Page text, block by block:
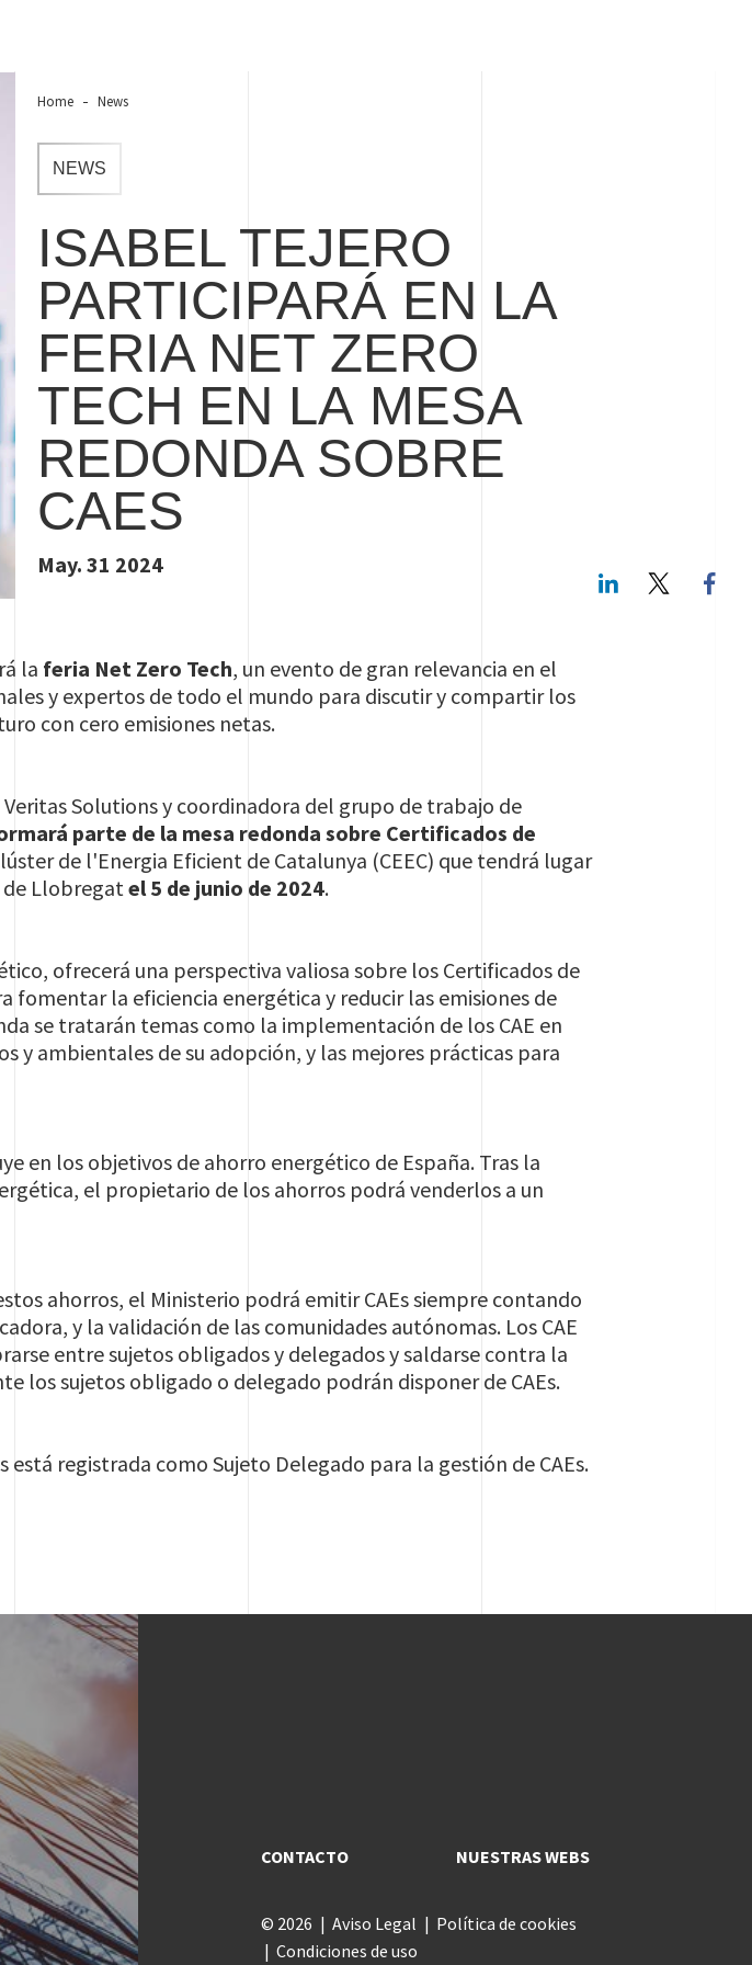
Home News
NEWS
ISABEL TEJERO
PARTICIPARÁ EN LA
FERIA NET ZERO
TECH EN LA MESA
REDONDA SOBRE
CAES
May. 31 2024
LinkedIn
la feria Net Zero Tech, un evento de gran relevancia en el
y expertos de todo el mundo para discutir y compartir los
con cero emisiones netas.
Solutions y coordinadora del grupo de trabajo de
parte de la mesa redonda sobre Certificados de
de l'Energia Eficient de Catalunya (CEEC) que tendrá lugar
de Llobregatel 5 de junio de 2024.
ofrecerá una perspectiva valiosa sobre los Certificados de
la eficiencia energética y reducir las emisiones de
se tratarán temas como la implementación de los CAE en
y ambientales de su adopción, y las mejores prácticas para
en los objetivos de ahorro energético de España. Tras la
el propietario de los ahorros podrá venderlos a un
ahorros, el Ministerio podrá emitir CAEs siempre contando
y la validación de las comunidades autónomas. Los CAE
entre sujetos obligados y delegados y saldarse contra la
los sujetos obligado o delegado podrán disponer de CAEs.
está registrada como Sujeto Delegado para la gestión de CAEs.
CONTACTO NUESTRAS WEBS
© 2026 Aviso Legal
Política de cookies
Condiciones de uso